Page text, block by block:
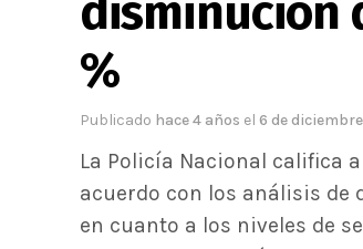
disminución
%
Publicado hace 4 años el 6 de
La Policía Nacional califica
acuerdo con los análisis de
en cuanto a los niveles de